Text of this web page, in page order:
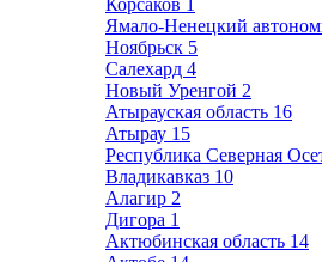
Корсаков 1
Ямало-Ненецкий
Ноябрьск 5
Салехард 4
Новый Уренгой 2
Атырауская область 16
Атырау 15
Республика Северная
Владикавказ 10
Алагир 2
Дигора 1
Актюбинская область 14